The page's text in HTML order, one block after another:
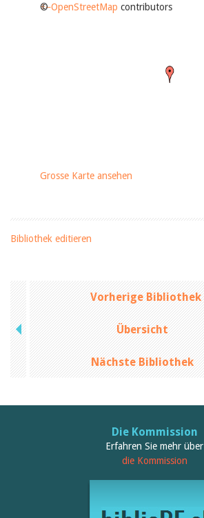
+−
©OpenStreetMap contributors
Grosse Karte ansehen
Bibliothek editieren
Vorherige Bibliothek
Übersicht
Nächste Bibliothek
Die Kommission
Erfahren Sie mehr über
die Kommission